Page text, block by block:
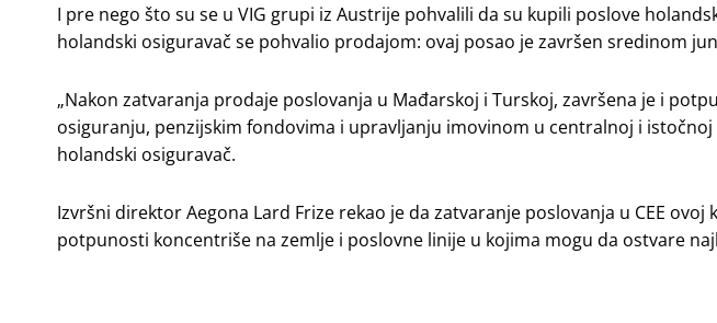
I pre nego što su se u VIG grupi iz Austrije pohvalili da su kupili poslove
holandski osiguravač se pohvalio prodajom: ovaj posao je završen sredinom
„Nakon zatvaranja prodaje poslovanja u Mađarskoj i Turskoj, završena je i
osiguranju, penzijskim fondovima i upravljanju imovinom u centralnoj i istočnoj
holandski osiguravač.
Izvršni direktor Aegona Lard Frize rekao je da zatvaranje poslovanja u CEE
potpunosti koncentriše na zemlje i poslovne linije u kojima mogu da ostvare